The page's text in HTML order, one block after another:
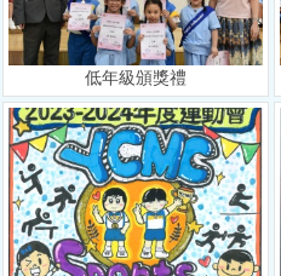
低年級頒獎禮